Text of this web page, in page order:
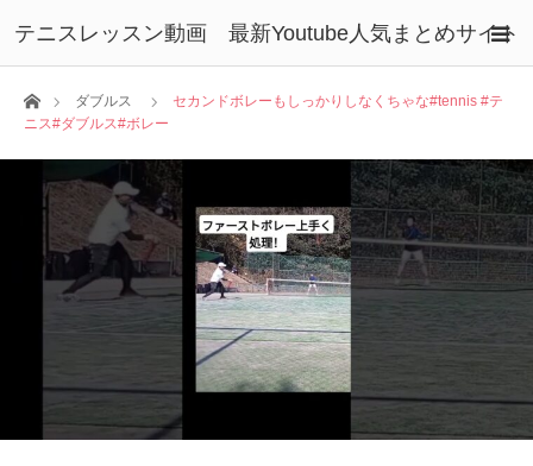
テニスレッスン動画 最新Youtube人気まとめサイト
ホームダブルス
セカンドボレーもしっかりしなくちゃな#tennis #テ
ニス#ダブルス#ボレー